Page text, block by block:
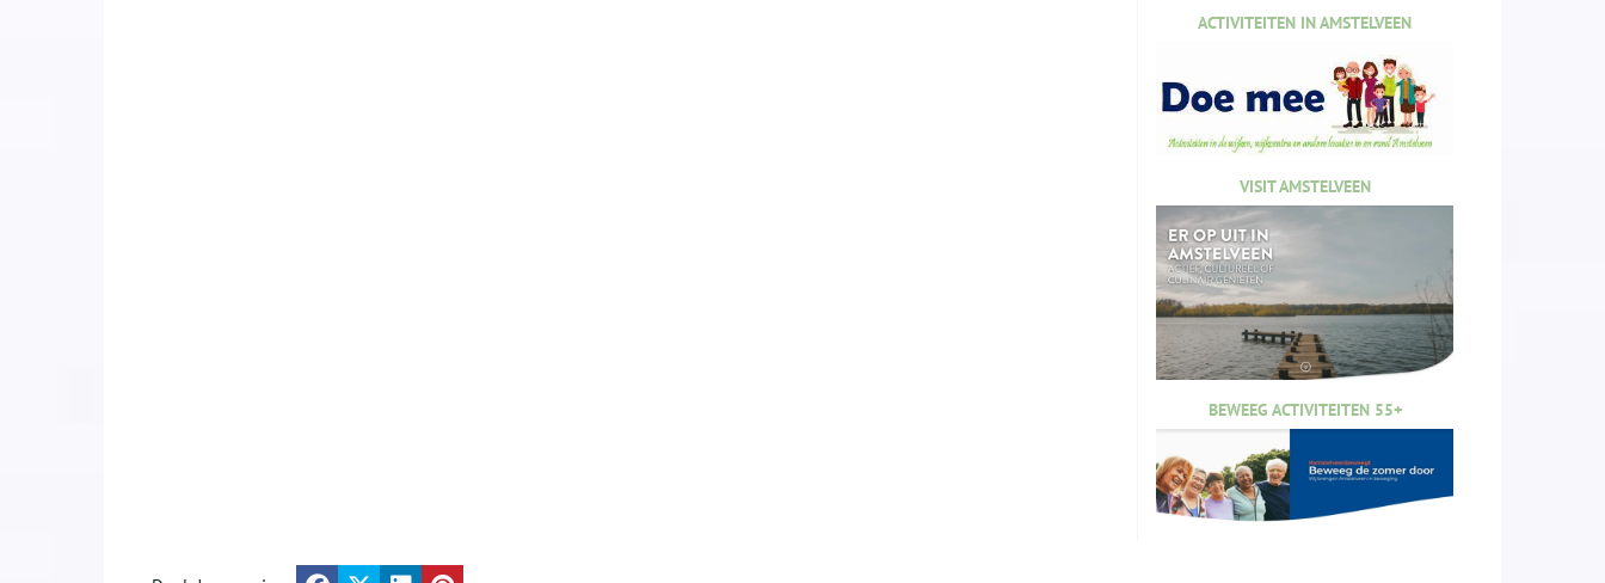
ACTIVITEITEN IN AMSTELVEEN
VISIT AMSTELVEEN
BEWEEG ACTIVITEITEN 55+